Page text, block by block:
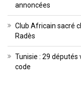
annoncées
Club Africain sacré
Radès
Tunisie : 29 députés
code